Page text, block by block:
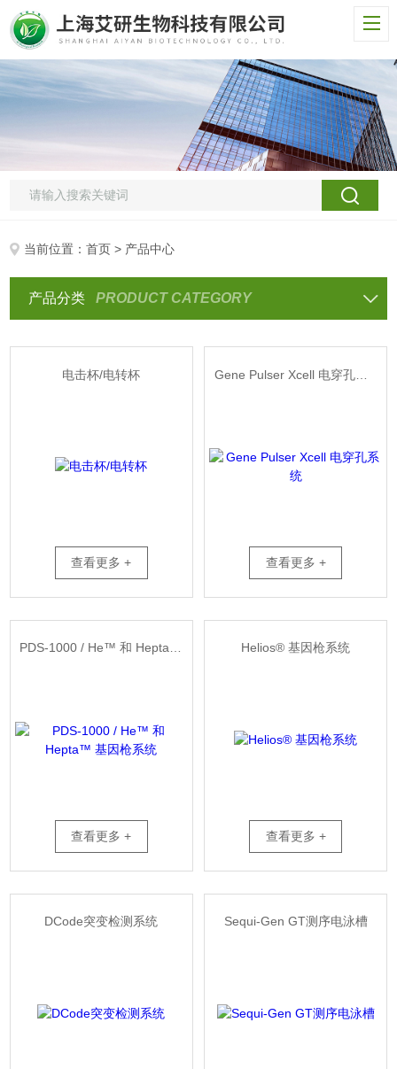
当前位置：首页 > 产品中心
产品分类 PRODUCT CATEGORY
电击杯/电转杯
查看更多 +
Gene Pulser Xcell 电穿孔系统
查看更多 +
PDS-1000 / He™ 和 Hepta™ 基因枪系统
查看更多 +
Helios® 基因枪系统
查看更多 +
DCode突变检测系统 Sequi-Gen GT测序电泳槽